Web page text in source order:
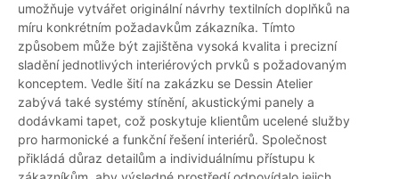
umožňuje vytvářet originální návrhy textilních doplňků na
míru konkrétním požadavkům zákazníka. Tímto
způsobem může být zajištěna vysoká kvalita i precizní
sladění jednotlivých interiérových prvků s požadovaným
konceptem. Vedle šití na zakázku se Dessin Atelier
zabývá také systémy stínění, akustickými panely a
dodávkami tapet, což poskytuje klientům ucelené služby
pro harmonické a funkční řešení interiérů. Společnost
přikládá důraz detailům a individuálnímu přístupu k